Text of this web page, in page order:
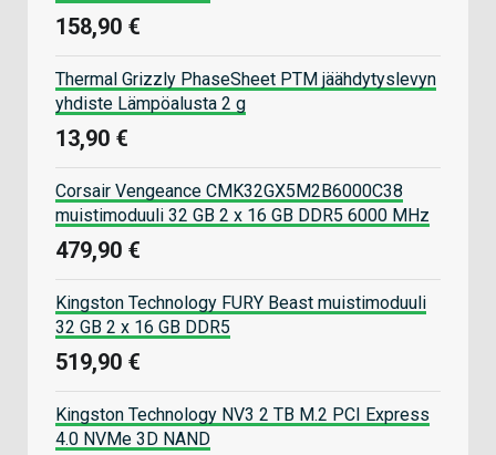
158,90 €
Thermal Grizzly PhaseSheet PTM jäähdytyslevyn
yhdiste Lämpöalusta 2 g
13,90 €
Corsair Vengeance CMK32GX5M2B6000C38
muistimoduuli 32 GB 2 x 16 GB DDR5 6000 MHz
479,90 €
Kingston Technology FURY Beast muistimoduuli
32 GB 2 x 16 GB DDR5
519,90 €
Kingston Technology NV3 2 TB M.2 PCI Express
4.0 NVMe 3D NAND